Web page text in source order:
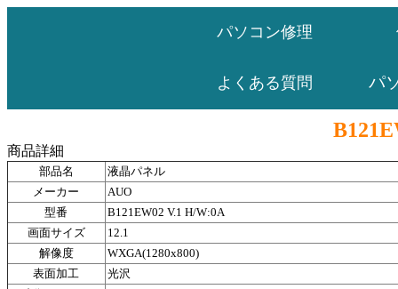
パソコン修理
よくある質問 パ
商品詳細
部品名
液晶パネル
メーカー
AUO
型番
B121EW02 V.1 H/W:0A
画面サイズ
12.1
解像度
WXGA(1280x800)
表面加工
光沢